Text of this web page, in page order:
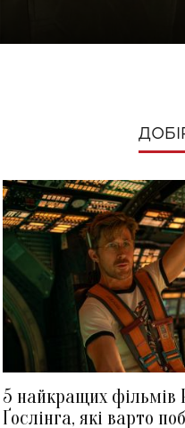
5 найкращих фільмів
Ґослінга, які варто